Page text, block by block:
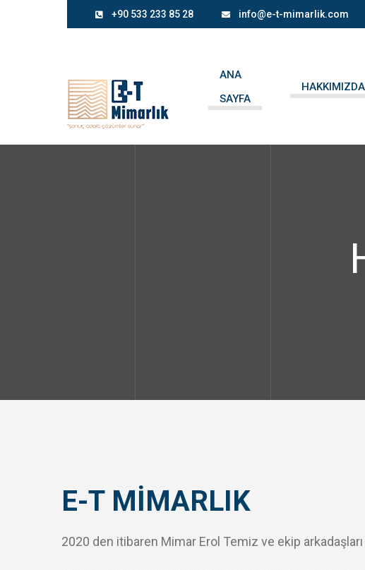
+90 533 233 85 28 info@e-t-mimarlik.com
ANA
SAYFA
HAKKIMIZDA
E-T MİMARLIK
2020 den itibaren Mimar Erol Temiz ve ekip